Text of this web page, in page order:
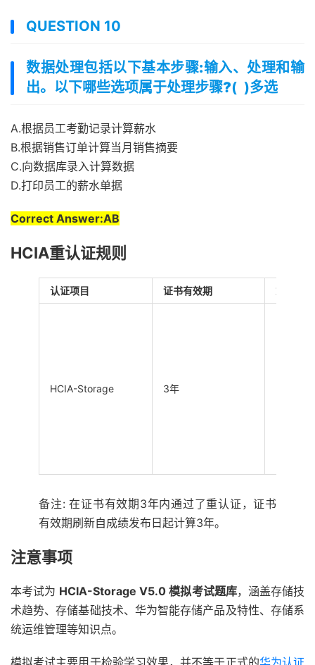
QUESTION 10
数据处理包括以下基本步骤:输入、处理和输
出。以下哪些选项属于处理步骤?( )多选
A.根据员工考勤记录计算薪水
B.根据销售订单计算当月销售摘要
C.向数据库录入计算数据
D.打印员工的薪水单据
Correct Answer:AB
HCIA重认证规则
认证项目 证书有效期 重认证
HCIA-Storage 3年
备注: 在证书有效期3年内通过了重认证，证书
有效期刷新自成绩发布日起计算3年。
注意事项
本考试为 HCIA-Storage V5.0 模拟考试题库，涵盖存储技
术趋势、存储基础技术、华为智能存储产品及特性、存储系
统运维管理等知识点。
模拟考试主要用于检验学习效果，并不等于正式的华为认证